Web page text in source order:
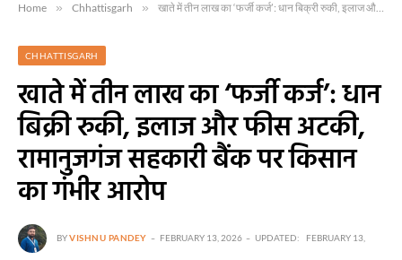
Home » Chhattisgarh » खाते में तीन लाख का ‘फर्जी कर्ज’: धान बिक्री रुकी, इलाज और फीस अटकी, रामानुजगंज सहकारी बैंक पर किसान का गंभीर आरोप
CHHATTISGARH
खाते में तीन लाख का ‘फर्जी कर्ज’: धान
बिक्री रुकी, इलाज और फीस अटकी,
रामानुजगंज सहकारी बैंक पर किसान
का गंभीर आरोप
BYVISHNU PANDEY FEBRUARY 13, 2026 UPDATED: FEBRUARY 13,